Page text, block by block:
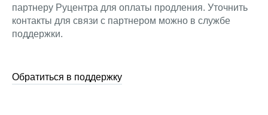
партнеру Руцентра для оплаты продления. Уточнить
контакты для связи с партнером можно в службе
поддержки.
Обратиться в поддержку